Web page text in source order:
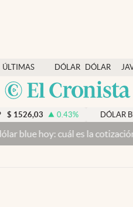
ÚLTIMAS
NOTICIAS
DÓLAR
DÓLAR
BLUE
Dólar
Members
Economía y Política
Finanzas y Mercados
1526,03 0.43% DÓLAR
blue hoy: cuál es la